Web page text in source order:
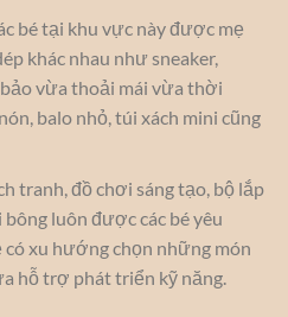
bé tại khu vực này được mẹ
khác nhau như sneaker,
bảo vừa thoải mái vừa thời
balo nhỏ, túi xách mini cũng
tranh, đồ chơi sáng tạo, bộ lắp
luôn được các bé yêu
xu hướng chọn những món
hỗ trợ phát triển kỹ năng.